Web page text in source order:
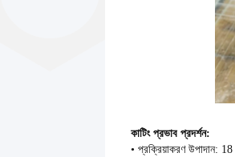
কাটিং প্রভাব প্রদর্শন:
• প্রক্রিয়াকরণ উপাদান: